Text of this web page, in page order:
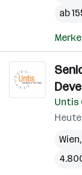
ab
Untis
Wien,